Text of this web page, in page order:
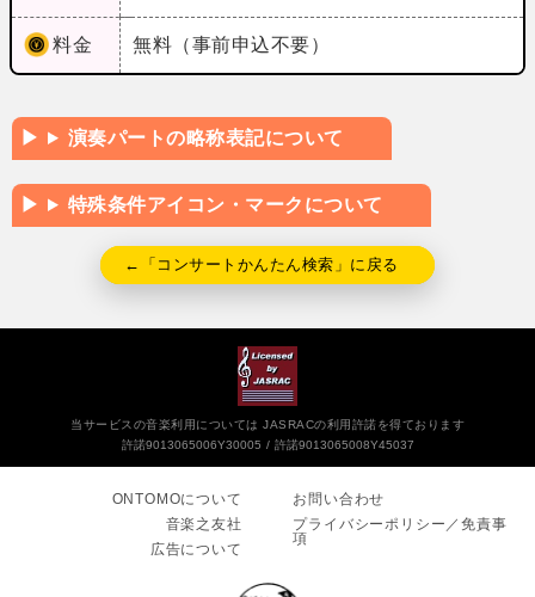
料金 無料（事前申込不要）
演奏パートの略称表記について
特殊条件アイコン・マークについて
←「コンサートかんたん検索」に戻る
当サービスの音楽利用については JASRACの利用許諾を得ております
許諾9013065006Y30005
許諾9013065008Y45037
ONTOMOについて
音楽之友社
広告について
お問い合わせ
プライバシーポリシー／免責事
項